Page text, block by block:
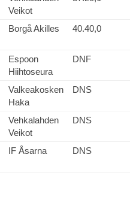
Veikot
Borgå Akilles 40.40,0
Espoon
Hiihtoseura
DNF
Valkeakosken
Haka
DNS
Vehkalahden
Veikot
DNS
IF Åsarna DNS